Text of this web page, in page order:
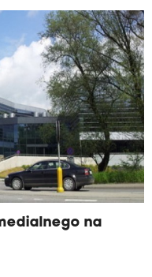
na